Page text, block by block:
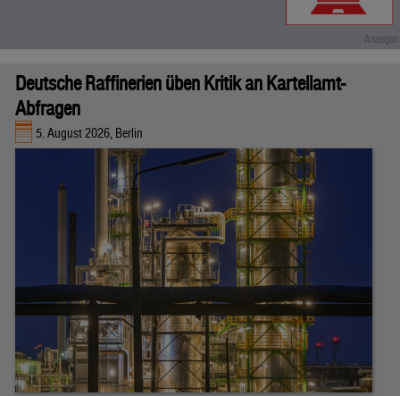
Deutsche Raffinerien üben Kritik an Kartellamt-
Abfragen
5. August 2026, Berlin